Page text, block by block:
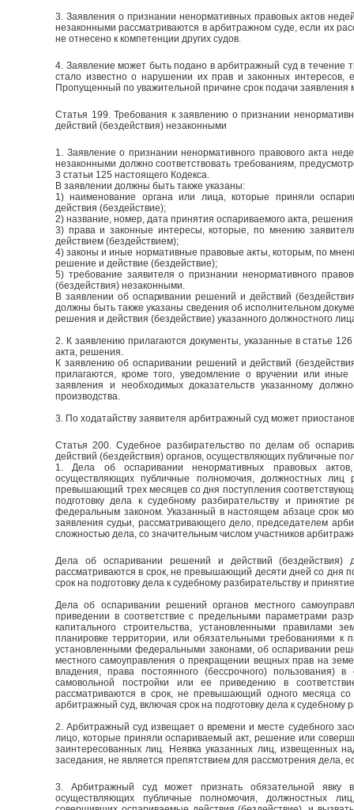
3. Заявления о признании ненормативных правовых актов
незаконными рассматриваются в арбитражном суде, если их
не отнесено к компетенции других судов.
4. Заявление может быть подано в арбитражный суд в течение
стало известно о нарушении их прав и законных
Пропущенный по уважительной причине срок подачи заявления
Статья 199. Требования к заявлению о признании
действий (бездействия) незаконными
1. Заявление о признании ненормативного правового акта
незаконными должно соответствовать требованиям,
3 статьи 125 настоящего Кодекса.
В заявлении должны быть также указаны:
1) наименование органа или лица, которые приняли
действия (бездействие);
2) название, номер, дата принятия оспариваемого акта,
3) права и законные интересы, которые, по мнению
действием (бездействием);
4) законы и иные нормативные правовые акты, которым, по
решение и действие (бездействие);
5) требование заявителя о признании ненормативного
(бездействия) незаконными.
В заявлении об оспаривании решений и действий
должны быть также указаны сведения об исполнительном
решения и действия (бездействие) указанного должностного
2. К заявлению прилагаются документы, указанные в статье
акта, решения.
К заявлению об оспаривании решений и действий
прилагаются, кроме того, уведомление о вручении или
заявления и необходимых доказательств указанному
производства.
3. По ходатайству заявителя арбитражный суд может
Статья 200. Судебное разбирательство по делам об
действий (бездействия) органов, осуществляющих публичные
1. Дела об оспаривании ненормативных правовых
осуществляющих публичные полномочия, должностных лиц
превышающий трех месяцев со дня поступления
подготовку дела к судебному разбирательству и
федеральным законом. Указанный в настоящем абзаце срок
заявления судьи, рассматривающего дело, председателем
сложностью дела, со значительным числом участников
Дела об оспаривании решений и действий (бездействия)
рассматриваются в срок, не превышающий десяти дней со дня
срок на подготовку дела к судебному разбирательству и
Дела об оспаривании решений органов местного
приведении в соответствие с предельными параметрами
капитального строительства, установленными правилами
планировке территории, или обязательными требованиями к
установленными федеральными законами, об оспаривании
местного самоуправления о прекращении вещных прав на
владения, права постоянного (бессрочного) пользования)
самовольной постройки или ее приведению в
рассматриваются в срок, не превышающий одного месяца со
арбитражный суд, включая срок на подготовку дела к
2. Арбитражный суд извещает о времени и месте судебного
лицо, которые приняли оспариваемый акт, решение или
заинтересованных лиц. Неявка указанных лиц, извещенных
заседания, не является препятствием для рассмотрения дела,
3. Арбитражный суд может признать обязательной явку
осуществляющих публичные полномочия, должностных